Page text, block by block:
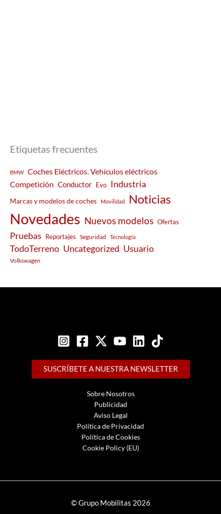
Etiquetas frecuentes
BMW
Coches Eléctricos. Vehículos eléctricos
Competición Conductor Evo Industria
Marcas y modelos de coches Movilidad Noticias
Novedades Nuevos modelos Ofertas
Pruebas Reportajes Seguridad Tecnología
TodoTerreno Uncategorized Usuario
Volkswagen
SUSCRÍBETE A NUESTRA NEWSLETTER
Sobre Nosotros
Publicidad
Aviso Legal
Política de Privacidad
Política de Cookies
Cookie Policy (EU)
© Grupo Mobilitas 2026